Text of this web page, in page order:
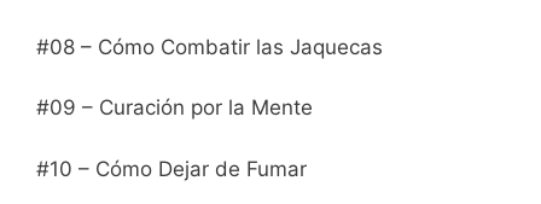
#08 – Cómo Combatir las Jaquecas
#09 – Curación por la Mente
#10 – Cómo Dejar de Fumar